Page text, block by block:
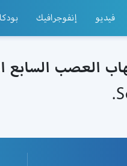
فيديو إنفوجرافيك
العصب السابع